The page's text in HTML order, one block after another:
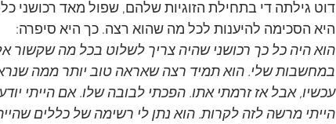
דוט גילתה די בתחילת הזוגיות שלהם, שפול מאד רכושני
היא הסכימה להיענות לכל מה שהוא רצה. כך היא סיפרה:
הוא היה כל כך רכושני שהיה צריך לשלוט בכל מה שקשור
במחשבות שלי. הוא תמיד רצה שאראה טוב יותר ממה
עכשיו, אבל אז זרמתי אתו. הפכתי לבובה שלו. אם הייתי
הייתי מרשה לזה לקרות. הוא נתן לי רשימה של כללים